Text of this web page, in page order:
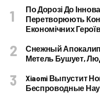
По Дорозі До
Перетворюють
Економічних
Снежный
Метель Бушует,
Xiaomi Выпустит
Беспроводные